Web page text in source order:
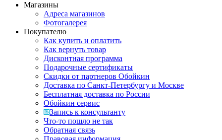
Магазины
Адреса магазинов
Фотогалерея
Покупателю
Как купить и оплатить
Как вернуть товар
Дисконтная программа
Подарочные сертификаты
Скидки от партнеров Обойкин
Доставка по Санкт-Петербургу и Москве
Бесплатная доставка по России
Обойкин сервис
Запись к консультанту
Что-то пошло не так
Обратная связь